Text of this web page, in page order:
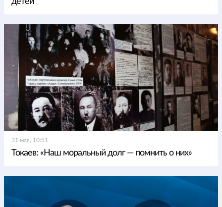
31 мая, 10:51
Токаев: «Наш моральный долг — помнить о них»